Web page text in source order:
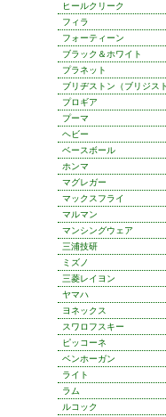
ヒールクリーク
フィラ
フォーティーン
ブラック＆ホワイト
プラネット
ブリヂストン（ブリジス
プロギア
プーマ
ヘビー
ベースボール
ホンマ
マグレガー
マックスフライ
マルマン
マンシングウェア
三浦技研
ミズノ
三菱レイヨン
ヤマハ
ヨネックス
スワロフスキー
ピッコーネ
ベンホーガン
ライト
ラム
ルコック